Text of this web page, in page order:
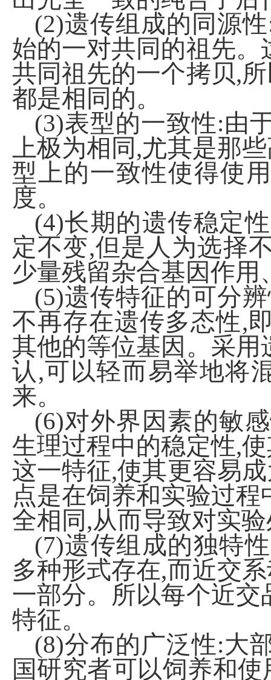
(2)遗传组成的同源
始的一对共同的祖先
共同祖先的一个拷贝,
都是相同的。
(3)表型的一致性:由
上极为相同,尤其是那
型上的一致性使得使
度。
(4)长期的遗传稳定
定不变,但是人为选择
少量残留杂合基因作
(5)遗传特征的可分
不再存在遗传多态性,
其他的等位基因。采
认,可以轻而易举地将
来。
(6)对外界因素的敏
生理过程中的稳定性,
这一特征,使其更容易
点是在饲养和实验过
全相同,从而导致对实
(7)遗传组成的独特
多种形式存在,而近交
一部分。所以每个近
特征。
(8)分布的广泛性:大
国研究者可以饲养和